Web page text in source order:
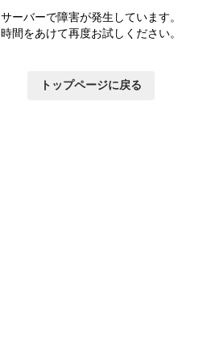
サーバーで障害が発生しています。
時間をあけて再度お試しください。
トップページに戻る